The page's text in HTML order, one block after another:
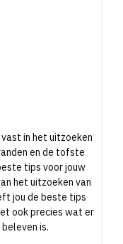
en de tofste
tips voor jouw
het uitzoeken van
jou de beste tips
ook precies wat er
is.